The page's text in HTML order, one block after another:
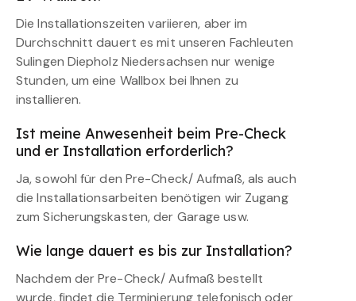
Die Installationszeiten variieren, aber im
Durchschnitt dauert es mit unseren Fachleuten
Sulingen Diepholz Niedersachsen nur wenige
Stunden, um eine Wallbox bei Ihnen zu
installieren.
Ist meine Anwesenheit beim Pre-Check
und er Installation erforderlich?
Ja, sowohl für den Pre-Check/ Aufmaß, als auch
die Installationsarbeiten benötigen wir Zugang
zum Sicherungskasten, der Garage usw.
Wie lange dauert es bis zur Installation?
Nachdem der Pre-Check/ Aufmaß bestellt